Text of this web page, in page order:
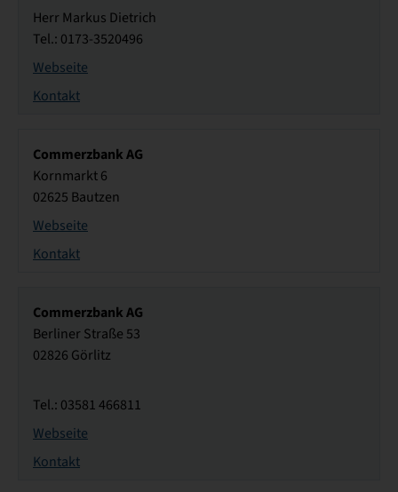
Herr Markus Dietrich
Tel.: 0173-3520496
Webseite
Kontakt
Commerzbank AG
Kornmarkt 6
02625 Bautzen
Webseite
Kontakt
Commerzbank AG
Berliner Straße 53
02826 Görlitz
Tel.: 03581 466811
Webseite
Kontakt